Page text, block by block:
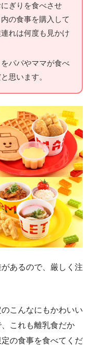
ぎりを食べさせ
の食事を購入して
れは何度も見かけ
パパやママが食べ
思います。
あるので、厳しく注
こんなにもかわいい
これも離乳食だか
の食事を食べてくだ